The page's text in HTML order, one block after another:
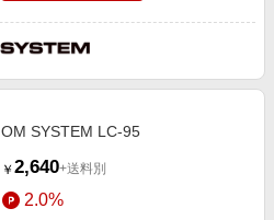
OM SYSTEM LC-95
￥ 2,640+送料別
2.0%